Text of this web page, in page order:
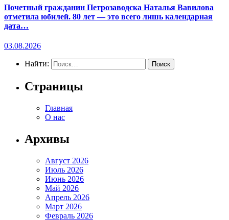
Почетный гражданин Петрозаводска Наталья Вавилова
отметила юбилей. 80 лет — это всего лишь календарная
дата…
03.08.2026
Найти:
Страницы
Главная
О нас
Архивы
Август 2026
Июль 2026
Июнь 2026
Май 2026
Апрель 2026
Март 2026
Февраль 2026